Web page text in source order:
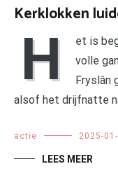
Kerklokken
H
et is
volle
Fryslân
alsof het drijfnatte
actie 2025-
LEES MEER